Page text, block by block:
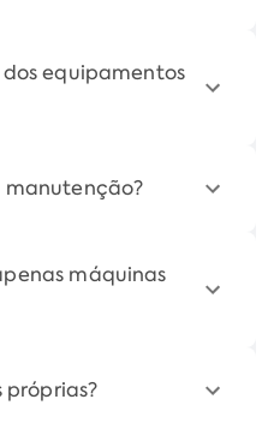
equipamentos
manutenção?
máquinas
próprias?